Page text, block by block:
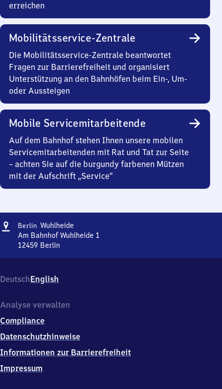
erreichen
Mobilitätsservice-Zentrale
Die Mobilitätsservice-Zentrale beantwortet
Fragen zur Barrierefreiheit und organisiert
Unterstützung an den Bahnhöfen beim Ein-, Um-
oder Aussteigen
Mobile Servicemitarbeitende
Auf dem Bahnhof stehen Ihnen unsere mobilen
Servicemitarbeitenden mit Rat und Tat zur Seite
– achten Sie auf die burgundy farbenen Mützen
mit der Aufschrift „Service“
Adresse
Berlin WuhlheideBerlin
Wuhlheide
Am Bahnhof Wuhlheide 1
12459 Berlin
Am
Bahnhof
1,
2
4
9
Berlin
DeutschEnglish
Analyse verwalten
Compliance
Datenschutzhinweise
Informationen zur Barrierefreiheit
Impressum